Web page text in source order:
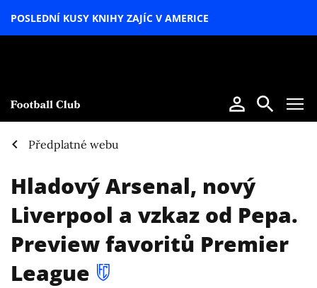
POSLEDNÍ KUSY KNIHY ZAJÍC V AMERICE
Předplatné webu
Hladový Arsenal, nový
Liverpool a vzkaz od Pepa.
Preview favoritů Premier
League